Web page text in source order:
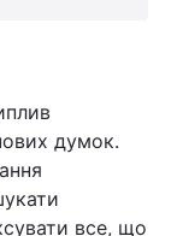
думок.
все, що